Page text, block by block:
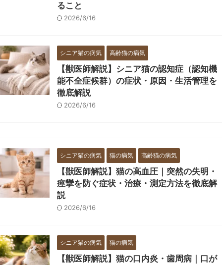
ること
2026/6/16
シニア猫の病気 高齢猫の病気
【獣医師解説】シニア猫の認知症（認知機
能不全症候群）の症状・原因・生活管理を
徹底解説
2026/6/16
シニア猫の病気 猫の病気 高齢猫の病気
【獣医師解説】猫の高血圧｜突然の失明・
痙攣を防ぐ症状・治療・測定方法を徹底解
説
2026/6/16
シニア猫の病気 猫の病気
【獣医師解説】猫の口内炎・歯周病｜口が